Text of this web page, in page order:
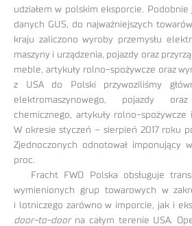
udziałem w polskim eksporcie. Podobnie
danych GUS, do najważniejszych
kraju zaliczono wyroby przemysłu
maszyny i urządzenia, pojazdy oraz
meble, artykuły rolno-spożywcze oraz
z USA do Polski przywoziliśmy
elektromaszynowego, pojazdy
chemicznego, artykuły rolno-
W okresie styczeń – sierpień 2017 roku
Zjednoczonych odnotował imponujący
proc.
Fracht FWO Polska obsługuje
wymienionych grup towarowych w
i lotniczego zarówno w imporcie, jak i
door-to-doorna całym terenie USA.